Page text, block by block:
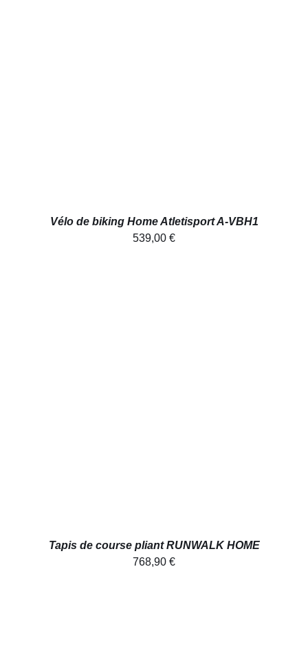
Vélo de biking Home Atletisport A-VBH1
539,00 €
Tapis de course pliant RUNWALK HOME
768,90 €